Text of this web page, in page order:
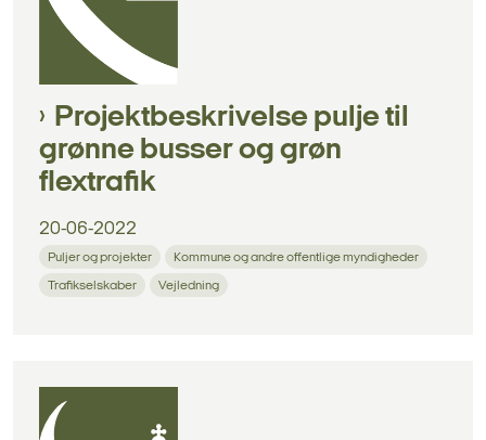
Projektbeskrivelse pulje til
grønne busser og grøn
flextrafik
20-06-2022
Puljer og projekter Kommune og andre offentlige myndigheder
Trafikselskaber Vejledning